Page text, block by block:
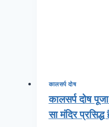
कालसर्प दोष
कालसर्प दोष
सा मंदिर प्रसिद्ध